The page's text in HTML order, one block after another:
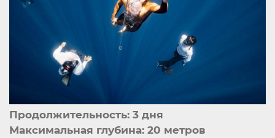
Продолжительность: 3 дня
Максимальная глубина: 20 метров